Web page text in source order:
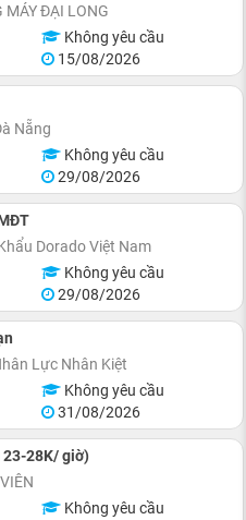
MÁY ĐẠI LONG
Không yêu cầu
15/08/2026
Nẵng
Không yêu cầu
29/08/2026
Dorado Việt Nam
Không yêu cầu
29/08/2026
Lực Nhân Kiệt
Không yêu cầu
31/08/2026
23-28K/ giờ)
Không yêu cầu